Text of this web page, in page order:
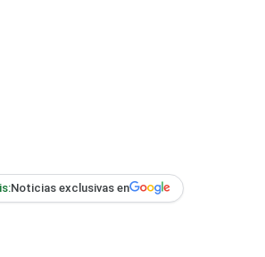
Noticias exclusivas en